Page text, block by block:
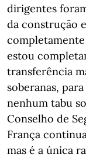
dirigentes
da construção
estou
transferência
soberanas,
nenhum tabu
Conselho de
França
mas é a única